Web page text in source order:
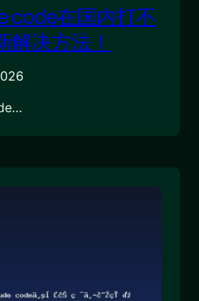
code在国内打不
决方法！